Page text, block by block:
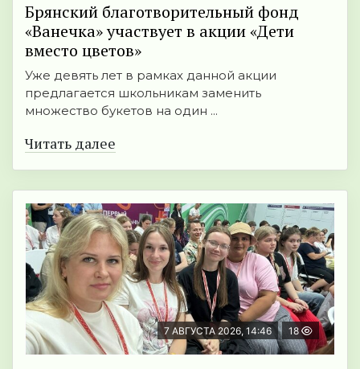
Брянский благотворительный фонд
«Ванечка» участвует в акции «Дети
вместо цветов»
Уже девять лет в рамках данной акции
предлагается школьникам заменить
множество букетов на один ...
Читать далее
7 АВГУСТА 2026, 14:46 18